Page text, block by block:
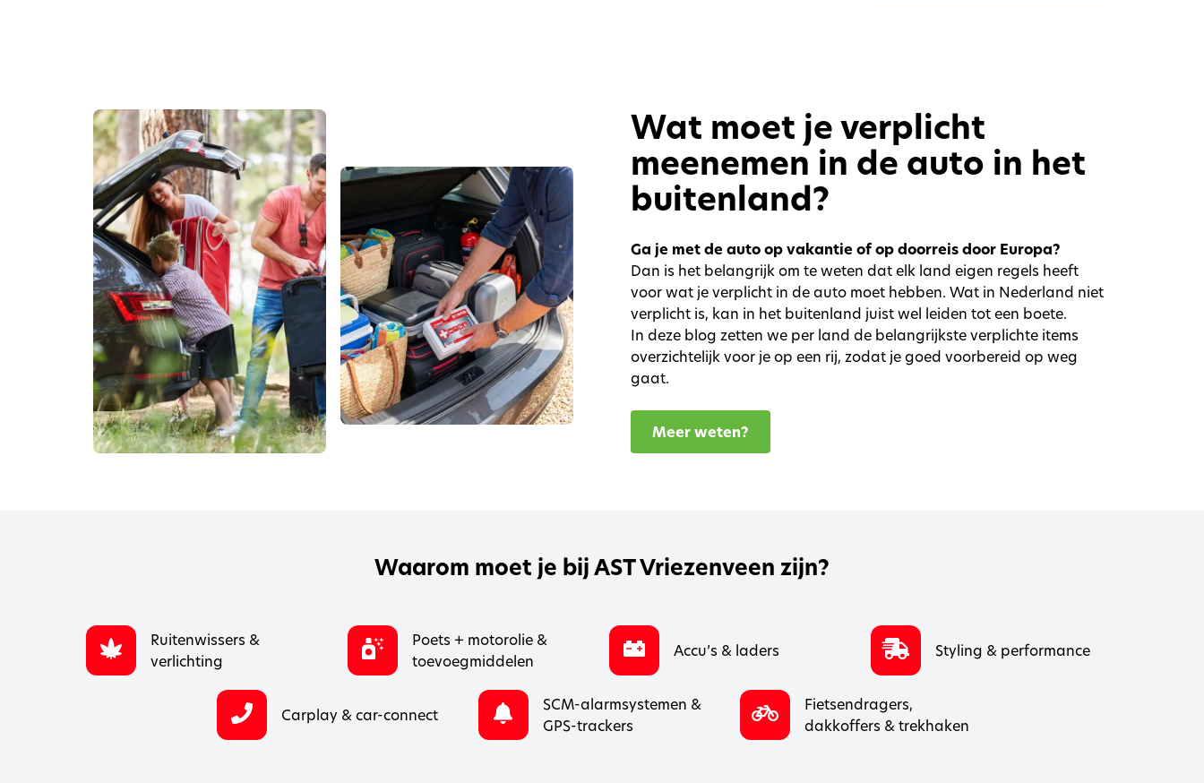
Wat moet je verplicht
meenemen in de auto in het
buitenland?
Ga je met de auto op vakantie of op doorreis door Europa?
Dan is het belangrijk om te weten dat elk land eigen regels heeft
voor wat je verplicht in de auto moet hebben. Wat in Nederland niet
verplicht is, kan in het buitenland juist wel leiden tot een boete.
In deze blog zetten we per land de belangrijkste verplichte items
overzichtelijk voor je op een rij, zodat je goed voorbereid op weg
gaat.
Meer weten?
Waarom moet je bij AST Vriezenveen zijn?
Ruitenwissers &
verlichting
Poets + motorolie &
toevoegmiddelen
Accu’s & laders Styling & performance
Carplay & car-connect
SCM-alarmsystemen &
GPS-trackers
Fietsendragers,
dakkoffers & trekhaken